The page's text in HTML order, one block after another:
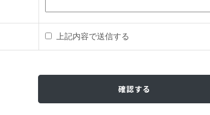
上記内容で送信する